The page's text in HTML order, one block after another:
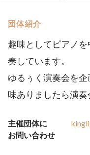
団体紹介
趣味としてピアノ
奏しています。
ゆるぅく演奏会を
味ありましたら演奏
主催団体に
お問い合わせ